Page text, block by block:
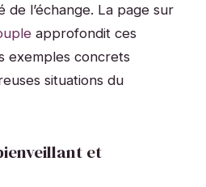
de l’échange. La page sur
approfondit ces
exemples concrets
situations du
et